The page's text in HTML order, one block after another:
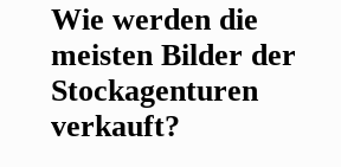
Wie werden die
meisten Bilder der
Stockagenturen
verkauft?